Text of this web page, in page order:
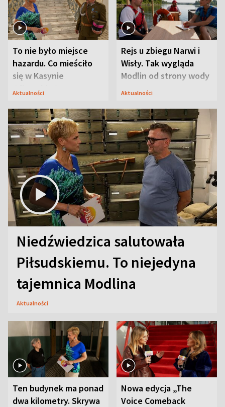
To nie było miejsce
hazardu. Co mieściło
się w Kasynie
Oficerskim?
Aktualności
Rejs u zbiegu Narwi i
Wisły. Tak wygląda
Modlin od strony wody
Aktualności
Niedźwiedzica salutowała
Piłsudskiemu. To niejedyna
tajemnica Modlina
Aktualności
Ten budynek ma ponad
dwa kilometry. Skrywa
Nowa edycja „The
Voice Comeback